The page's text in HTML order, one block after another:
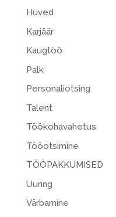
Hüved
Karjäär
Kaugtöö
Palk
Personaliotsing
Talent
Töökohavahetus
Tööotsimine
TÖÖPAKKUMISED
Uuring
Värbamine